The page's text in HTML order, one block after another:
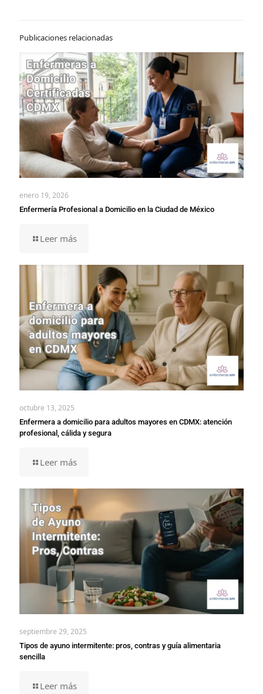
Publicaciones relacionadas
enero 19, 2026
Enfermería Profesional a Domicilio en la Ciudad de México
Leer más
octubre 13, 2025
Enfermera a domicilio para adultos mayores en CDMX: atención
profesional, cálida y segura
Leer más
septiembre 29, 2025
Tipos de ayuno intermitente: pros, contras y guía alimentaria
sencilla
Leer más